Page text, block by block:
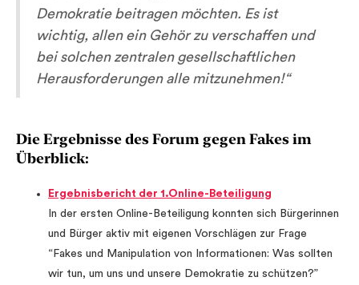
Demokratie beitragen möchten. Es ist
wichtig, allen ein Gehör zu verschaffen und
bei solchen zentralen gesellschaftlichen
Herausforderungen alle mitzunehmen!“
Die Ergebnisse des Forum gegen Fakes im
Überblick:
Ergebnisbericht der 1.Online-Beteiligung
In der ersten Online-Beteiligung konnten sich Bürgerinnen
und Bürger aktiv mit eigenen Vorschlägen zur Frage
“Fakes und Manipulation von Informationen: Was sollten
wir tun, um uns und unsere Demokratie zu schützen?”